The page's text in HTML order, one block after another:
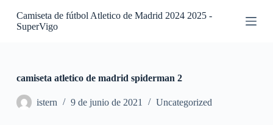
SCamiseta de fútbol Atletico de Madrid 2024 2025 -
SuperVigo
camiseta atletico de madrid spiderman 2
istern 9 de junio de 2021 Uncategorized